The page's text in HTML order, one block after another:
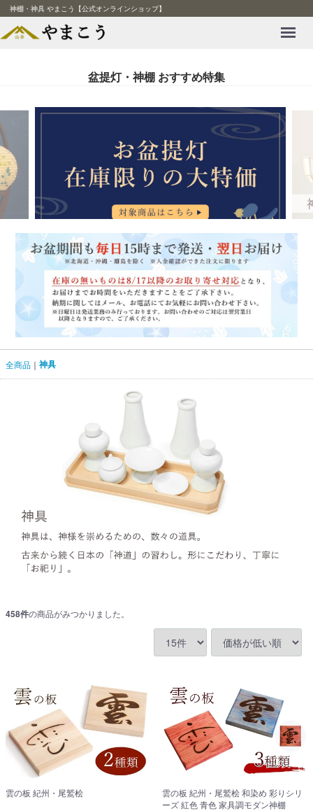
神棚・神具 やまこう【公式オンラインショップ】
盆提灯・神棚 おすすめ特集
全商品 神具
458件の商品がみつかりました。
雲の板 紀州・尾鷲桧
雲の板 紀州・尾鷲桧 和染め 彩りシリ
ーズ 紅色 青色 家具調モダン神棚